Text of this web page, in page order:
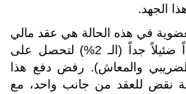
الجهد.
في هذه الحالة هي عقد مالي
صريح. أنت تدفع جزءاً ضئيلاً جداً (الـ 2%) لتحصل على
الضريبي والمعاش). رفض دفع هذا
نقض للعقد من جانب واحد، مع